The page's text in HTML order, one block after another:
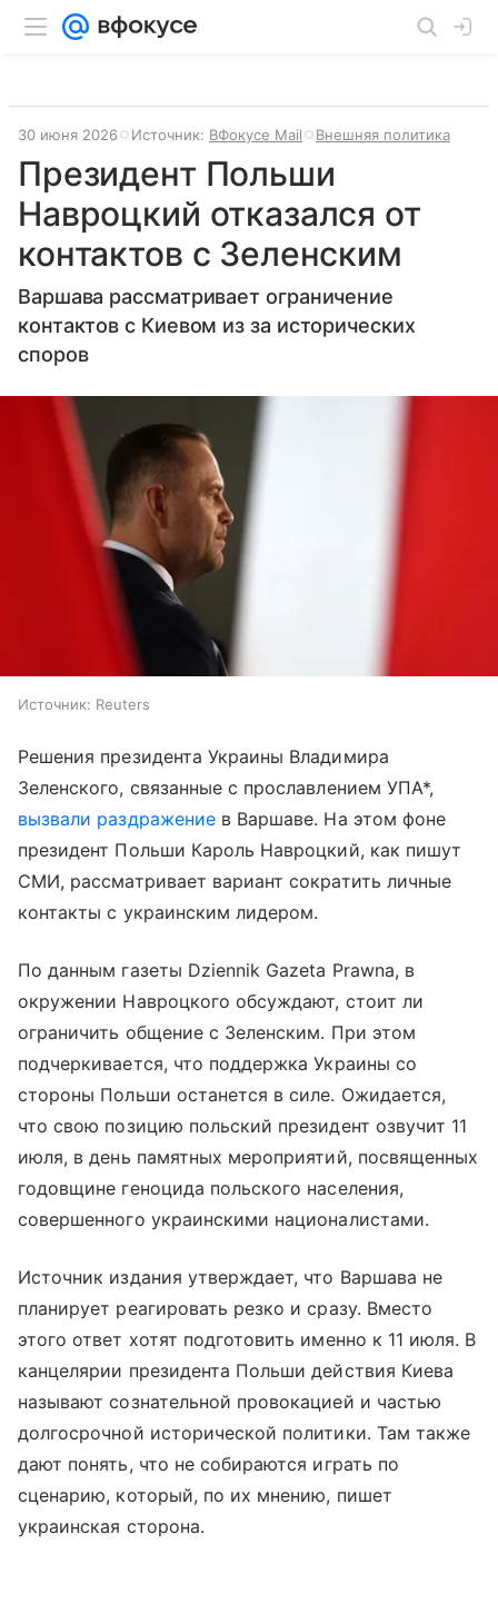
30 июня 2026 Источник: ВФокусе Mail Внешняя политика
Президент Польши
Навроцкий отказался от
контактов с Зеленским
Варшава рассматривает ограничение
контактов с Киевом из за исторических
споров
Источник: Reuters
Решения президента Украины Владимира
Зеленского, связанные с прославлением УПА*,
вызвали раздражениев Варшаве. На этом фоне
президент Польши Кароль Навроцкий, как пишут
СМИ, рассматривает вариант сократить личные
контакты с украинским лидером.
По данным газеты Dziennik Gazeta Prawna, в
окружении Навроцкого обсуждают, стоит ли
ограничить общение с Зеленским. При этом
подчеркивается, что поддержка Украины со
стороны Польши останется в силе. Ожидается,
что свою позицию польский президент озвучит 11
июля, в день памятных мероприятий, посвященных
годовщине геноцида польского населения,
совершенного украинскими националистами.
Источник издания утверждает, что Варшава не
планирует реагировать резко и сразу. Вместо
этого ответ хотят подготовить именно к 11 июля. В
канцелярии президента Польши действия Киева
называют сознательной провокацией и частью
долгосрочной исторической политики. Там также
дают понять, что не собираются играть по
сценарию, который, по их мнению, пишет
украинская сторона.